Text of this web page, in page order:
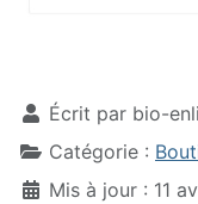
Écrit par bio-
Catégorie :
Mis à jour : 11